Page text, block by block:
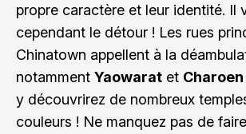
propre caractère et leur identité. Il
cependant le détour ! Les rues
Chinatown appellent à la
notamment Yaowarat et
y découvrirez de nombreux
couleurs ! Ne manquez pas de